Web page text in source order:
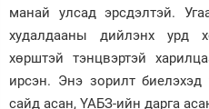
манай улсад эрсдэлтэй.
худалдааны дийлэнх урд
хөрштэй тэнцвэртэй
ирсэн. Энэ зорилт
сайд асан, ҮАБЗ-ийн дарга